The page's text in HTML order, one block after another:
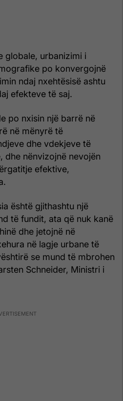
globale, urbanizimi i
po konvergojnë
ndaj nxehtësisë ashtu
efekteve të saj.
po nxisin një barrë në
në mënyrë të
dhe vdekjeve të
dhe nënvizojnë nevojën
efektive,
është gjithashtu një
të fundit, ata që nuk kanë
dhe jetojnë në
në lagje urbane të
se mund të mbrohen
Schneider, Ministri i